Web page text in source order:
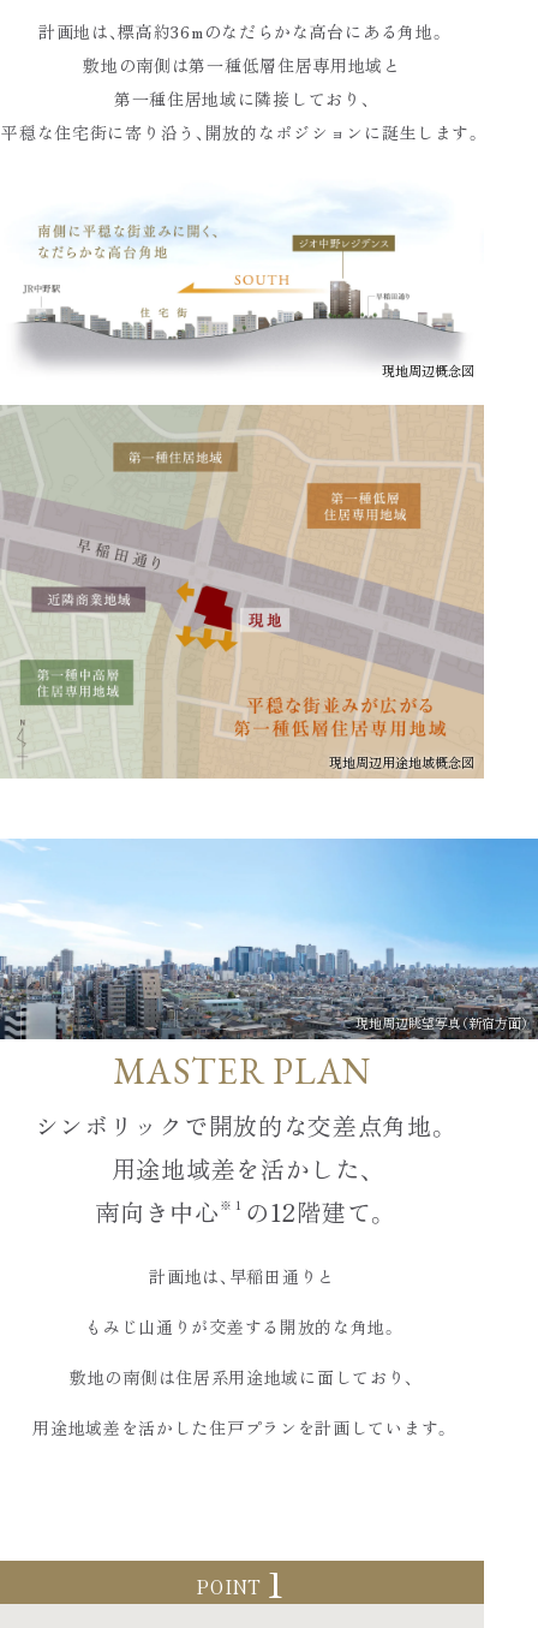
計画地は、標高約36mのなだらかな高台にある角地。
敷地の南側は第一種低層住居専用地域と
第一種住居地域に隣接しており、
平穏な住宅街に寄り沿う、 開放的なポジションに誕生します。
現地周辺概念図
現地周辺用途地域概念図
現地周辺眺望写真（新宿方面）
MASTER PLAN
シンボリックで開放的な交差点角地。
用途地域差を活かした、
南向き中心 ※１ の12階建て。
計画地は、早稲田通りと
もみじ山通りが交差する開放的な角地。
敷地の南側は住居系用途地域に面しており、
用途地域差を活かした住戸プランを計画しています。
POINT 1